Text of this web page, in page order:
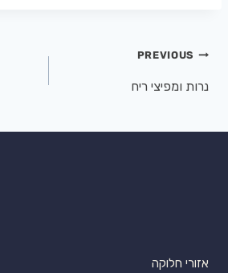
PREVIOUS
נרות ומפיצי ריח
אזורי חלוקה